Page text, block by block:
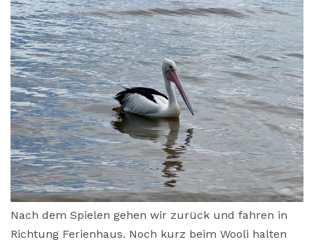
Nach dem Spielen gehen wir zurück und fahren in
Richtung Ferienhaus. Noch kurz beim Wooli halten